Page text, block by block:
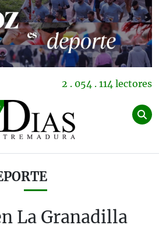
2 . 054 . 114 lectores
La Granadilla